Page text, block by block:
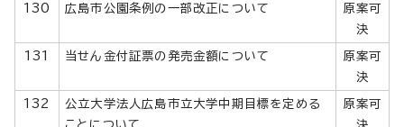
130 広島市公園条例の一部改正について
原案可
決
131 当せん金付証票の発売金額について
原案可
決
132
公立大学法人広島市立大学中期目標を定める
ことについて
原案可
決